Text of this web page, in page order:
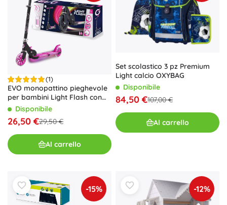
(1)
EVO monopattino pieghevole
per bambini Light Flash con
pedana LED – rosa
Disponibile
26,50 €29,50 €
Al carrello
Set scolastico 3 pz Premium
Light calcio OXYBAG
Disponibile
84,50 €107,00 €
Al carrello
-15% -12%